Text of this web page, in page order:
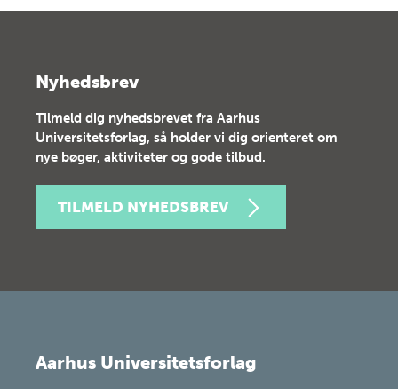
Nyhedsbrev
Tilmeld dig nyhedsbrevet fra Aarhus
Universitetsforlag, så holder vi dig orienteret om
nye bøger, aktiviteter og gode tilbud.
TILMELD NYHEDSBREV
Aarhus Universitetsforlag